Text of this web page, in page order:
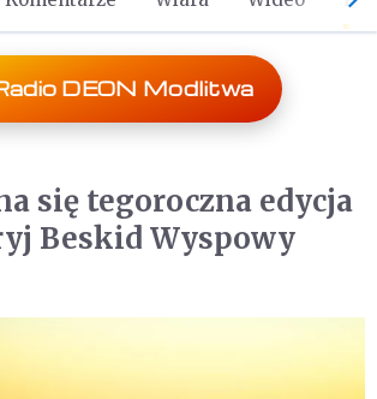
DEON Modlitwa
się tegoroczna edycja
Beskid Wyspowy